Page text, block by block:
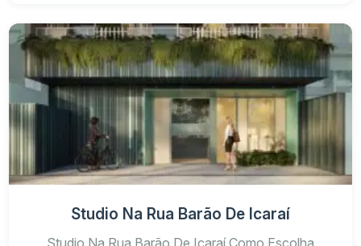
Studio Na Rua Barão De Icaraí
Studio Na Rua Barão De Icaraí Como Escolha